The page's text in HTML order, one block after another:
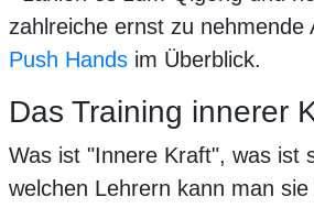
zahlreiche ernst zu nehmende
Push Hands im Überblick.
Das Training innerer
Was ist "Innere Kraft", was ist
welchen Lehrern kann man sie